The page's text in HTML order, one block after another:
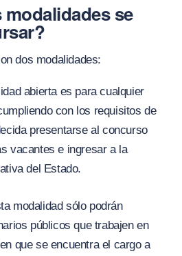
se
dos modalidades:
abierta es para cualquier
con los requisitos de
presentarse al concurso
vacantes e ingresar a la
del Estado.
modalidad sólo podrán
públicos que trabajen en
que se encuentra el cargo a